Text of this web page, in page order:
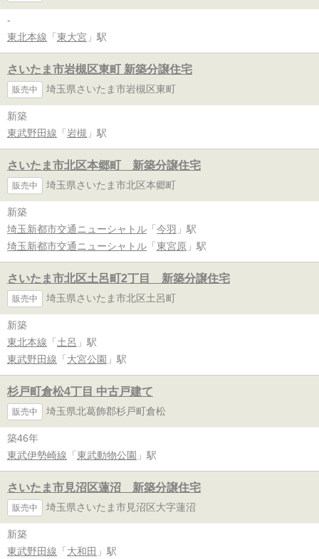
-
東北本線 「 東大宮 」駅
さいたま市岩槻区東町 新築分譲住宅
販売中 埼玉県さいたま市岩槻区東町
新築
東武野田線 「 岩槻 」駅
さいたま市北区本郷町 新築分譲住宅
販売中 埼玉県さいたま市北区本郷町
新築
埼玉新都市交通ニューシャトル 「 今羽 」駅
埼玉新都市交通ニューシャトル 「 東宮原 」駅
さいたま市北区土呂町2丁目 新築分譲住宅
販売中 埼玉県さいたま市北区土呂町
新築
東北本線 「 土呂 」駅
東武野田線 「 大宮公園 」駅
杉戸町倉松4丁目 中古戸建て
販売中 埼玉県北葛飾郡杉戸町倉松
築46年
東武伊勢崎線 「 東武動物公園 」駅
さいたま市見沼区蓮沼 新築分譲住宅
販売中 埼玉県さいたま市見沼区大字蓮沼
新築
東武野田線 「 大和田 」駅